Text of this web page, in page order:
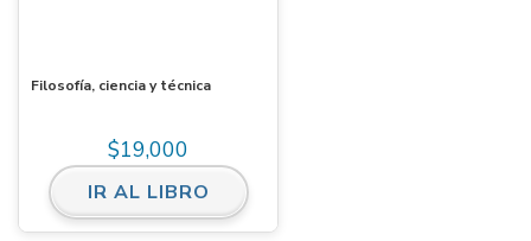
Filosofía, ciencia y técnica
$19,000
IR AL LIBRO